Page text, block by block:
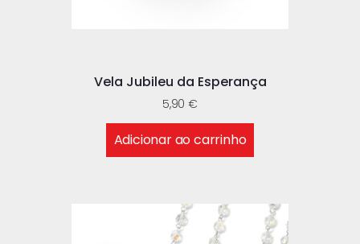
Vela Jubileu da Esperança
5,90€
Adicionar ao carrinho